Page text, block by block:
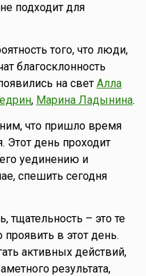
подходит для
того, что люди,
благосклонность
на свет Алла
, Марина Ладынина.
что пришло время
Этот день проходит
уединению и
спешить сегодня
тщательность – это те
в этот день.
активных действий,
результата,